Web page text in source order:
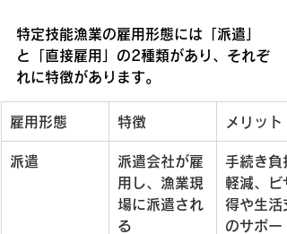
特定技能漁業の雇用形態には「派遣」
と「直接雇用」の2種類があり、それぞ
れに特徴があります。
雇用形態 特徴 メリット
派遣
派遣会社が雇
用し、漁業現
場に派遣され
る
手続き負
軽減、ビ
得や生活
のサポー